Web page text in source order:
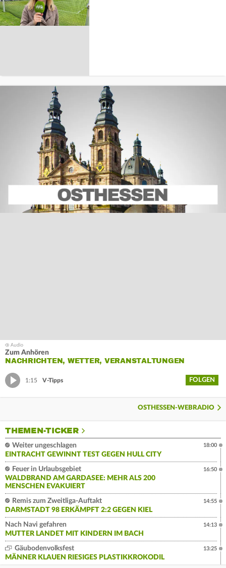
Zum Anhören
NACHRICHTEN, WETTER, VERANSTALTUNGEN
1:15 V-Tipps FOLGEN
OSTHESSEN-WEBRADIO
THEMEN-TICKER
Weiter ungeschlagen
EINTRACHT GEWINNT TEST GEGEN HULL CITY
18:00
Feuer in Urlaubsgebiet
WALDBRAND AM GARDASEE: MEHR ALS 200
MENSCHEN EVAKUIERT
16:50
Remis zum Zweitliga-Auftakt
DARMSTADT 98 ERKÄMPFT 2:2 GEGEN KIEL
14:55
Nach Navi gefahren
MUTTER LANDET MIT KINDERN IM BACH
14:13
Gäubodenvolksfest
MÄNNER KLAUEN RIESIGES PLASTIKKROKODIL
13:25